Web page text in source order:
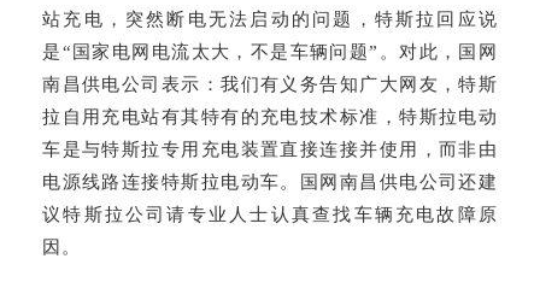
站充电，突然断电无法启动的问题，特斯拉回应说
是“国家电网电流太大，不是车辆问题”。对此，国网
南昌供电公司表示：我们有义务告知广大网友，特斯
拉自用充电站有其特有的充电技术标准，特斯拉电动
车是与特斯拉专用充电装置直接连接并使用，而非由
电源线路连接特斯拉电动车。国网南昌供电公司还建
议特斯拉公司请专业人士认真查找车辆充电故障原
因。